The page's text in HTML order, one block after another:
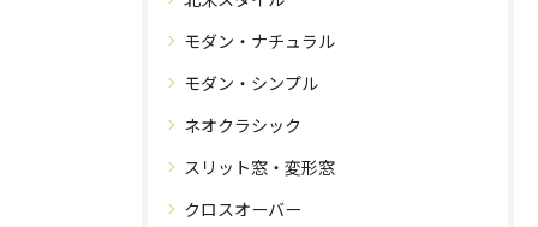
モダン・ナチュラル
モダン・シンプル
ネオクラシック
スリット窓・変形窓
クロスオーバー